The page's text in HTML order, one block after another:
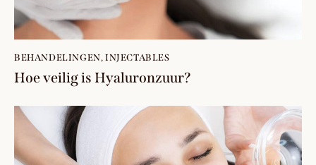
BEHANDELINGEN,INJECTABLES
Hoe veilig is Hyaluronzuur?